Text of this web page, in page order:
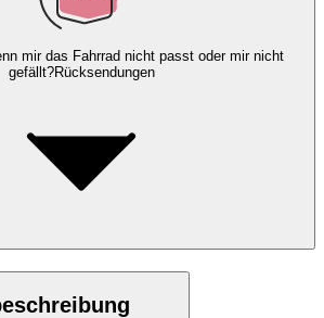
mir das Fahrrad nicht passt oder mir nicht
gefällt?Rücksendungen